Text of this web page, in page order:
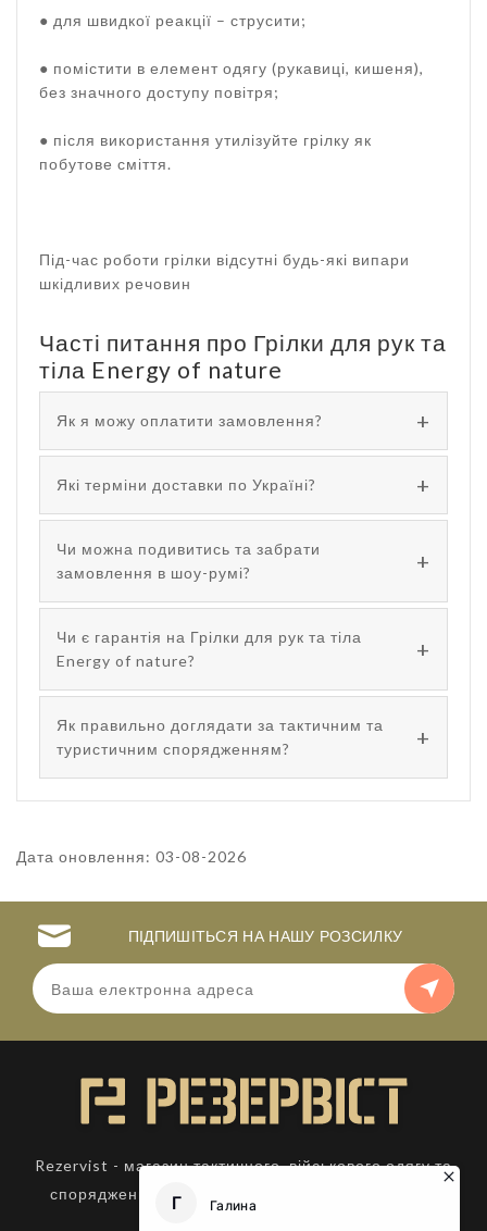
● для швидкої реакції – струсити;
● помістити в елемент одягу (рукавиці, кишеня),
без значного доступу повітря;
● після використання утилізуйте грілку як
побутове сміття.
Під-час роботи грілки відсутні будь-які випари
шкідливих речовин
Часті питання про Грілки для рук та
тіла Energy of nature
Як я можу оплатити замовлення?
Які терміни доставки по Україні?
Чи можна подивитись та забрати
замовлення в шоу-румі?
Чи є гарантія на Грілки для рук та тіла
Energy of nature?
Як правильно доглядати за тактичним та
туристичним спорядженням?
Дата оновлення: 03-08-2026
ПІДПИШІТЬСЯ НА НАШУ РОЗСИЛКУ
Rezervist - магазин тактичного, військового одягу та
спорядження. Товари для активного відпочинку.